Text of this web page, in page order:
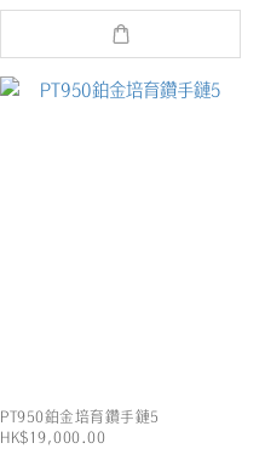
PT950鉑金培育鑽手鏈5
HK$19,000.00